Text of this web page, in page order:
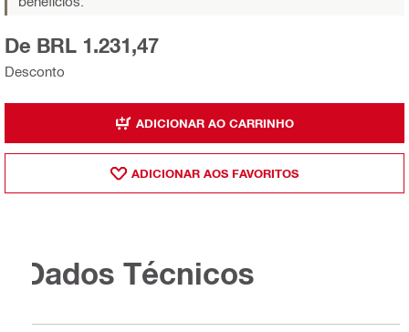
Desconto
De BRL 1.231,47
ADICIONAR AO CARRINHO
ADICIONAR AOS FAVORITOS
Dados Técnicos